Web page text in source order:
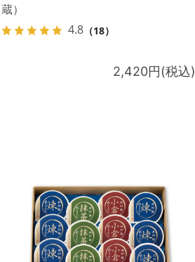
蔵）
4.8 （18）
2,420円(税込)